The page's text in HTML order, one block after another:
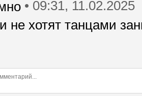
• 09:31, 11.02.2025
не хотят танцами